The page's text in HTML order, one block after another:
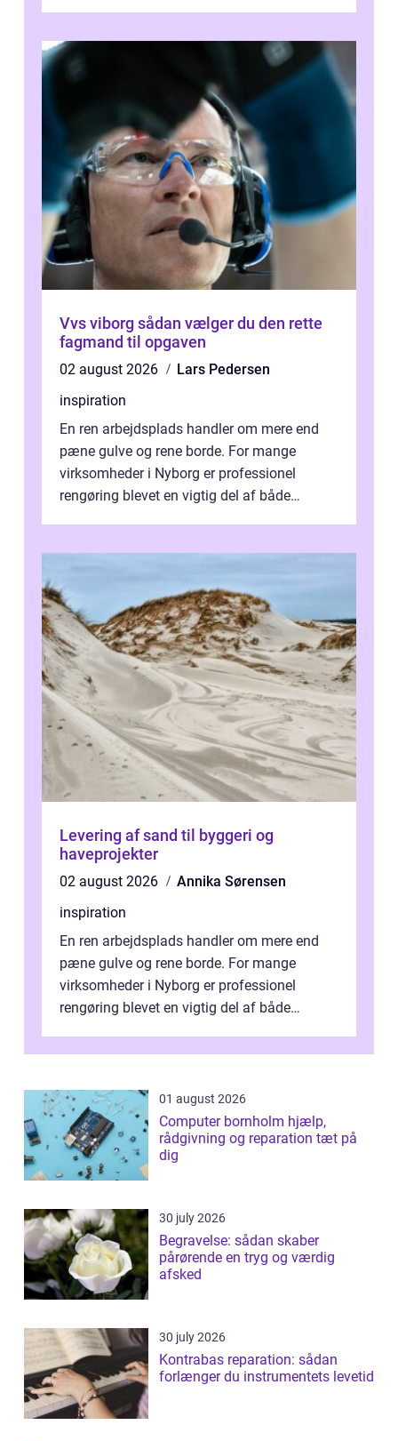
Vvs viborg sådan vælger du den rette
fagmand til opgaven
02 august 2026
Lars Pedersen
inspiration
En ren arbejdsplads handler om mere end
pæne gulve og rene borde. For mange
virksomheder i Nyborg er professionel
rengøring blevet en vigtig del af både
Levering af sand til byggeri og
haveprojekter
02 august 2026
Annika Sørensen
inspiration
En ren arbejdsplads handler om mere end
pæne gulve og rene borde. For mange
virksomheder i Nyborg er professionel
rengøring blevet en vigtig del af både
samlede ...
01 august 2026
Computer bornholm hjælp,
rådgivning og reparation tæt på
dig
30 july 2026
Begravelse: sådan skaber
pårørende en tryg og værdig
afsked
30 july 2026
Kontrabas reparation: sådan
forlænger du instrumentets levetid